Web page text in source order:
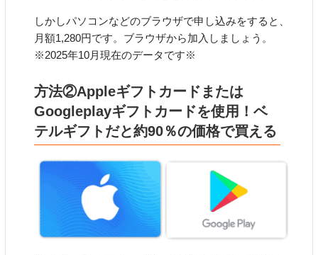
しかしパソコンなどのブラウザで申し込みをすると、
月額1,280円です。ブラウザから加入しましょう。
※2025年10月現在のデータです※
方法②Appleギフトカードまたは
Googleplayギフトカードを使用！ベ
テルギフトだと約90％の価格で買える